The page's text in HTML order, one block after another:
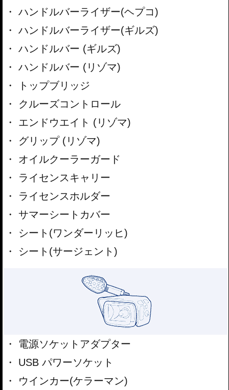
ハンドルバーライザー(ヘプコ)
ハンドルバーライザー(ギルズ)
ハンドルバー (ギルズ)
ハンドルバー (リゾマ)
トップブリッジ
クルーズコントロール
エンドウエイト (リゾマ)
グリップ (リゾマ)
オイルクーラーガード
ライセンスキャリー
ライセンスホルダー
サマーシートカバー
シート(ワンダーリッヒ)
シート(サージェント)
電源ソケットアダプター
USB パワーソケット
ウインカー(ケラーマン)